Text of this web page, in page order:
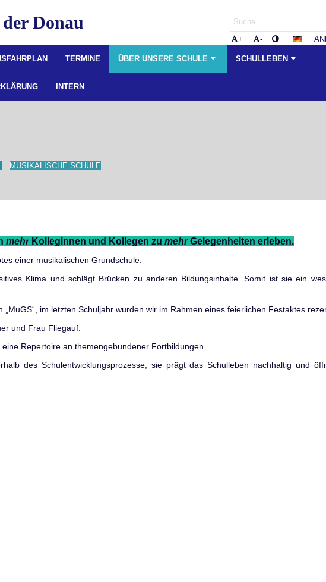
Donau
+ -
TERMINE ÜBER UNSERE SCHULE SCHULLEBEN
INTERN
MUSIKALISCHE SCHULE
mehrKolleginnen und Kollegen zu mehrGelegenheiten erleben.
einer musikalischen Grundschule.
Klima und schlägt Brücken zu anderen Bildungsinhalte. Somit ist sie ein
im letzten Schuljahr wurden wir im Rahmen eines feierlichen Festaktes
und Frau Fliegauf.
Repertoire an themengebundener Fortbildungen.
des Schulentwicklungsprozesse, sie prägt das Schulleben nachhaltig und